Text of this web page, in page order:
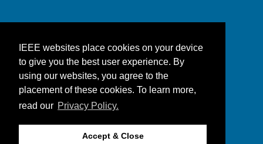
IEEE websites place cookies on your device
to give you the best user experience. By
using our websites, you agree to the
placement of these cookies. To learn more,
read our Privacy Policy.
Accept & Close